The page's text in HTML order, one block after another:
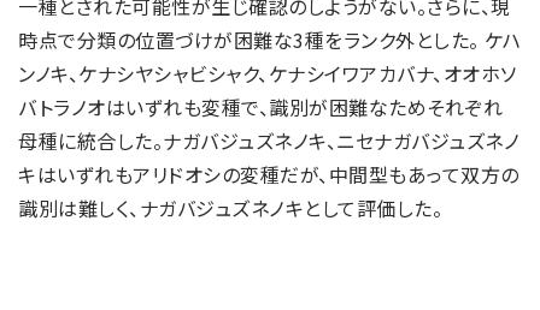
一種とされた可能性が生じ確認のしようがない。さらに、現
時点で分類の位置づけが困難な3種をランク外とした。 ケハ
ンノキ、ケナシヤシャビシャク、ケナシイワアカバナ、オオホソ
バトラノオはいずれも変種で、識別が困難なためそれぞれ
母種に統合した。ナガバジュズネノキ、ニセナガバジュズネノ
キはいずれもアリドオシの変種だが、中間型もあって双方の
識別は難しく、ナガバジュズネノキとして評価した。